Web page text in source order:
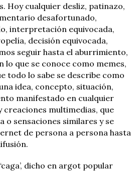
Hoy cualquier desliz, patinazo,
desafortunado,
interpretación equivocada,
decisión equivocada,
seguir hasta el aburrimiento,
lo que se conoce como memes,
todo lo sabe se describe como
idea, concepto, situación,
manifestado en cualquier
multimedias, que
o sensaciones similares y se
de persona a persona hasta
dicho en argot popular